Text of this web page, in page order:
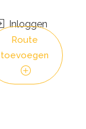
Inloggen
Route
toevoegen